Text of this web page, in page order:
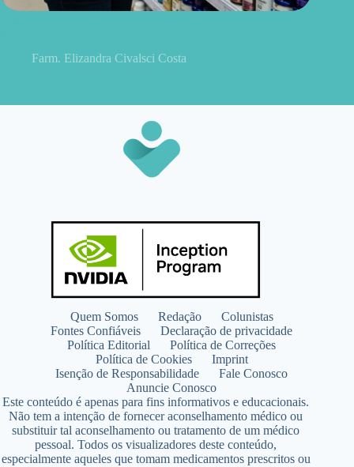
Farm. Elizandra Civalsci Costa
Quem Somos Redação
Colunistas
Fontes Confiáveis
Declaração de privacidade
Política Editorial
Política de Correções
Política de Cookies
Imprint
Isenção de Responsabilidade
Fale Conosco
Anuncie Conosco
Este conteúdo é apenas para fins informativos e educacionais.
Não tem a intenção de fornecer aconselhamento médico ou
substituir tal aconselhamento ou tratamento de um médico
pessoal. Todos os visualizadores deste conteúdo,
especialmente aqueles que tomam medicamentos prescritos ou